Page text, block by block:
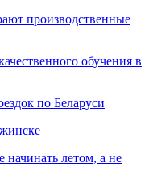
производственные
обучения в
по Беларуси
летом, а не